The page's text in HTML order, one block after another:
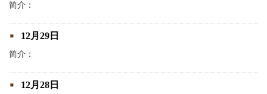
简介：
12月29日
简介：
12月28日